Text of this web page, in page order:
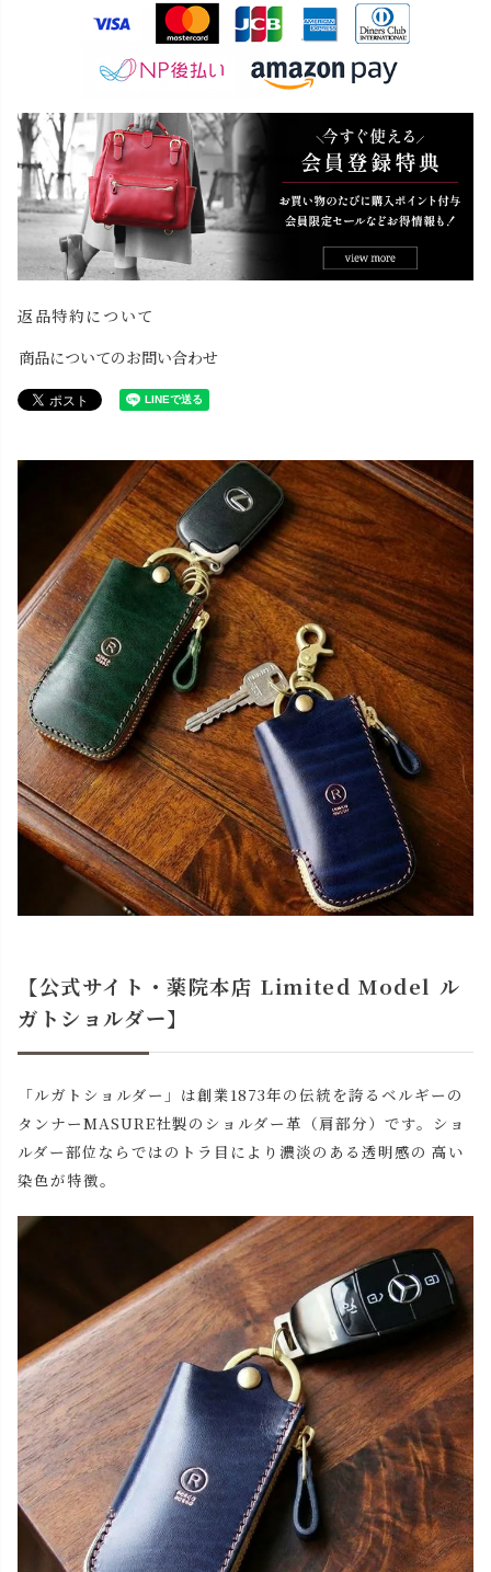
返品特約について
商品についてのお問い合わせ
【公式サイト・薬院本店 Limited Model ル
ガトショルダー】
「ルガトショルダー」は創業1873年の伝統を誇るベルギーの
タンナーMASURE社製のショルダー革（肩部分）です。ショ
ルダー部位ならではのトラ目により濃淡のある透明感の 高い
染色が特徴。